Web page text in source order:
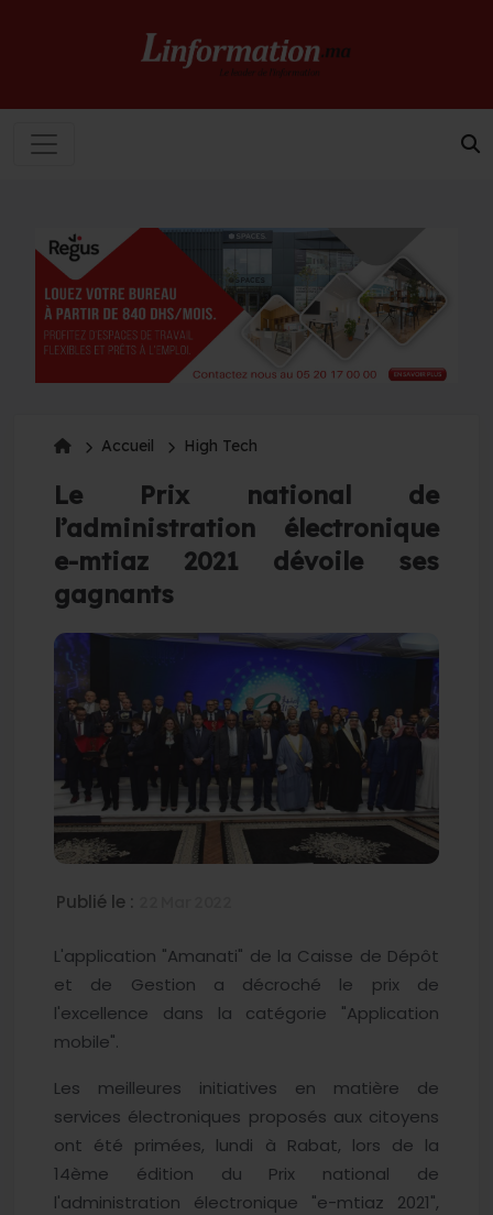
Accueil High Tech
Le Prix national de
l’administration électronique
e-mtiaz 2021 dévoile ses
gagnants
Publié le :
L'application "Amanati" de la Caisse de Dépôt
et de Gestion a décroché le prix de
l'excellence dans la catégorie "Application
mobile".
Les meilleures initiatives en matière de
services électroniques proposés aux citoyens
ont été primées, lundi à Rabat, lors de la
14ème édition du Prix national de
l'administration électronique "e-mtiaz 2021",